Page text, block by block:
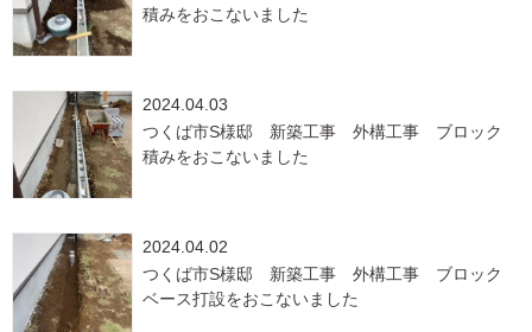
積みをおこないました
2024.04.03
つくば市S様邸 新築工事 外構工事 ブロック
積みをおこないました
2024.04.02
つくば市S様邸 新築工事 外構工事 ブロック
ベース打設をおこないました